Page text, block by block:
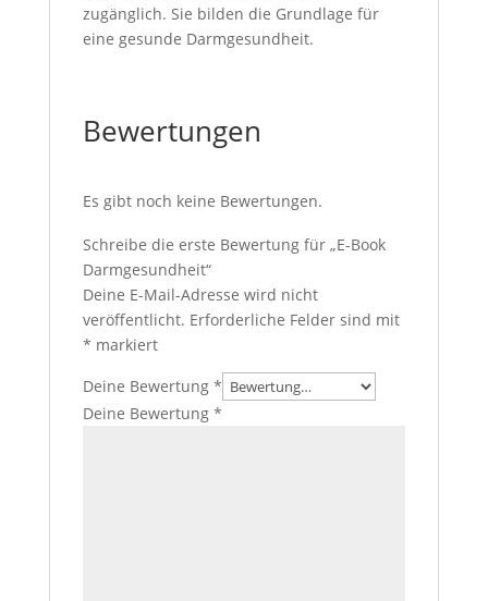
zugänglich. Sie bilden die Grundlage für
eine gesunde Darmgesundheit.
Bewertungen
Es gibt noch keine Bewertungen.
Schreibe die erste Bewertung für „E-Book
Darmgesundheit“
Deine E-Mail-Adresse wird nicht
veröffentlicht. Erforderliche Felder sind mit
* markiert
Deine Bewertung *
Deine Bewertung *